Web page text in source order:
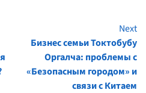
Next
Бизнес семьи Токтобубу
Оргалча: проблемы с
«Безопасным городом» и
связи с Китаем